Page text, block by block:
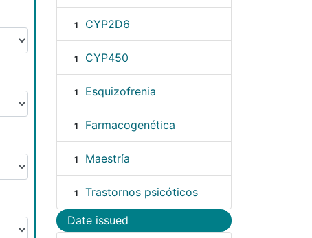
1 CYP2D6
1 CYP450
1 Esquizofrenia
1 Farmacogenética
1 Maestría
1 Trastornos psicóticos
Date issued